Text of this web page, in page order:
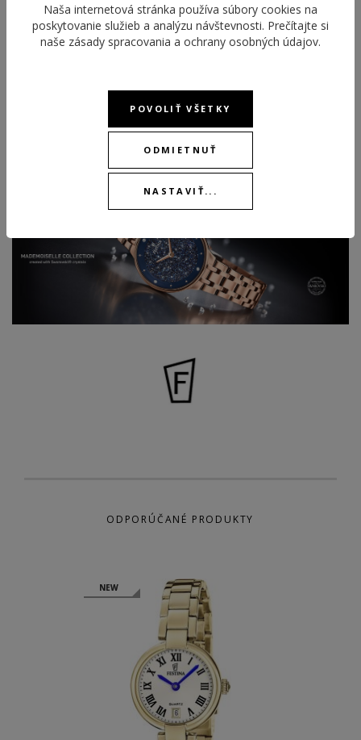
stovky kryštálov od Swarovski®, nájdete tu aj modely hit roku
2019, ktoré majú číselník štylizovaný do mramoru. Kolekcia
Od krásnych populárnych farieb, zlaté odtiene, strieborné až po
výraznú modrú. Spoznajte tú pravú výnimočnosť pre ženy.
Viac informácií o značke Festina.
ODPORÚČANÉ PRODUKTY
NEW
NEW
Naša internetová stránka používa súbory cookies na
poskytovanie služieb a analýzu návštevnosti. Prečítajte si
naše zásady spracovania a ochrany osobných údajov.
POVOLIŤ VŠETKY
ODMIETNUŤ
NASTAVIŤ...